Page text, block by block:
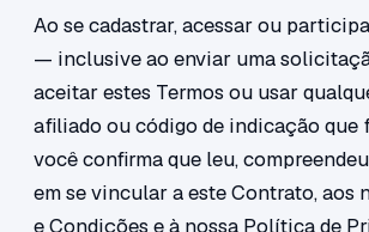
Ao se cadastrar, acessar ou
— inclusive ao enviar uma
aceitar estes Termos ou usar
afiliado ou código de indicação
você confirma que leu,
em se vincular a este Contrato, aos
e Condiçõese à nossa Política de